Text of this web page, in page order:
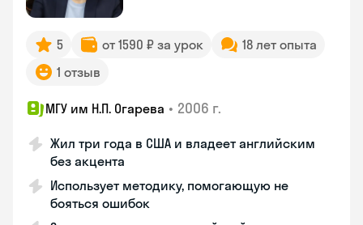
5 от 1590 ₽ за урок
18 лет опыта
1 отзыв
МГУ им Н.П. Огарева • 2006 г.
Жил три года в США и владеет английским
без акцента
Использует методику, помогающую не
бояться ошибок